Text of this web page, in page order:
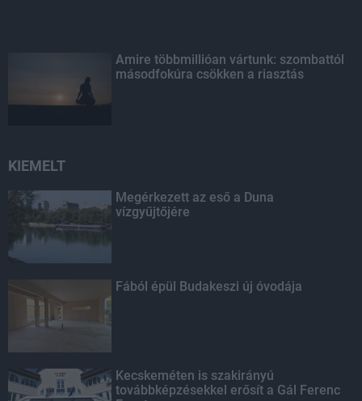
Amire többmillióan vártunk: szombattól
másodfokúra csökken a riasztás
KIEMELT
Megérkezett az eső a Duna
vízgyűjtőjére
Fából épül Budakeszi új óvodája
Kecskeméten is szakirányú
továbbképzésekkel erősít a Gál Ferenc